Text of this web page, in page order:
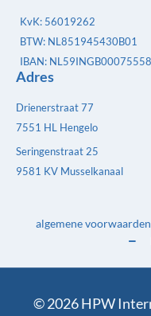
KvK: 56019262
BTW: NL851945430B01
IBAN:
Adres
Drienerstraat 77
7551 HL Hengelo
Seringenstraat 25
9581 KV Musselkanaal
algemene voorwaarden
© 2026 HPW